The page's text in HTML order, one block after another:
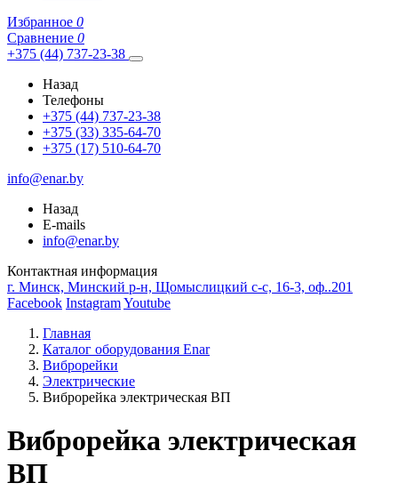
Избранное 0
Сравнение 0
+375 (44) 737-23-38
Назад
Телефоны
+375 (44) 737-23-38
+375 (33) 335-64-70
+375 (17) 510-64-70
info@enar.by
Назад
E-mails
info@enar.by
Контактная информация
г. Минск, Минский р-н, Щомыслицкий с-с, 16-3, оф..201
Facebook InstagramYoutube
Главная
Каталог оборудования Enar
Виброрейки
Электрические
Виброрейка электрическая ВП
Виброрейка электрическая
ВП